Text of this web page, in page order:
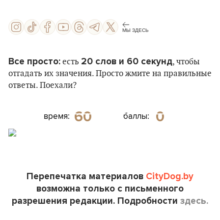
МЫ ЗДЕСЬ
Все просто: есть 20 слов и 60 секунд, чтобы
отгадать их значения. Просто жмите на правильные
ответы. Поехали?
время: 60 баллы:
0
Перепечатка материалов CityDog.by
возможна только с письменного
разрешения редакции. Подробности здесь.